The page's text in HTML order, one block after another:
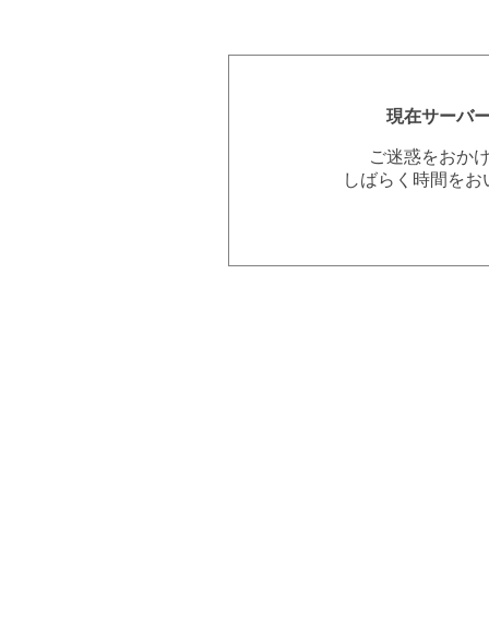
現在サーバ
ご迷惑をおか
しばらく時間を